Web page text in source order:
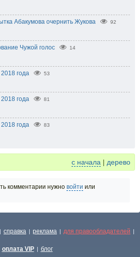
Абакумова очернить Жукова 92
Чужой голос 14
года 53
года 81
года 83
с начала | дерево
комментарии нужно войти или
| справка | реклама | для правообладателей |
оплата VIP | блог